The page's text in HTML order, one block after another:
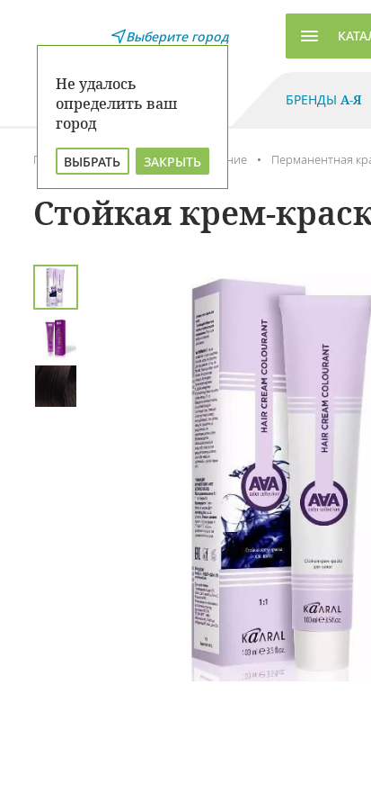
Выберите город
Не удалось
определить ваш
город
ВЫБРАТЬ ЗАКРЫТЬ
БРЕНДЫ А-Я
Главная Каталог Окрашивание Перманентная
Стойкая крем-